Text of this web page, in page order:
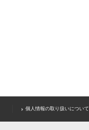
個人情報の取り扱いについて